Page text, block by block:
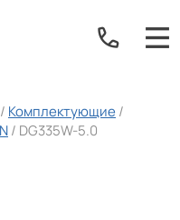
/ Комплектующие/
/ DG335W-5.0